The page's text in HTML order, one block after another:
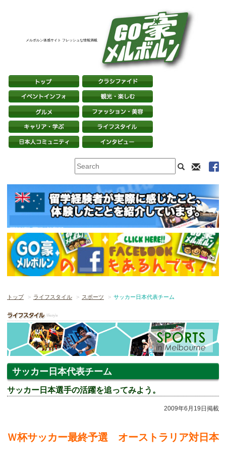
メルボルン体感サイト フレッシュな情報満載
トップ ライフスタイル スポーツ サッカー日本代表チーム
サッカー日本代表チーム
サッカー日本選手の活躍を追ってみよう。
2009年6月19日掲載
Ｗ杯サッカー最終予選 オーストラリア対日本